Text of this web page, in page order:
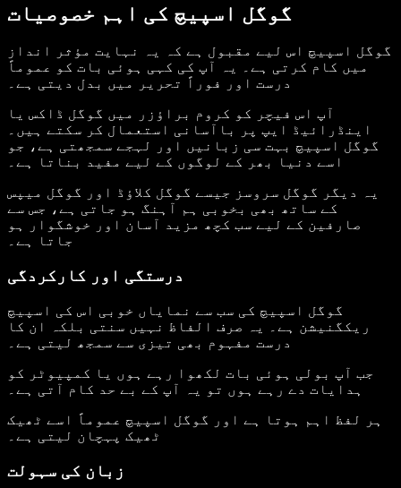
گوگل اسپیچ کی اہم خصوصیات
گوگل اسپیچ اس لیے مقبول ہے کہ یہ نہایت مؤثر انداز
میں کام کرتی ہے۔ یہ آپ کی کہی ہوئی بات کو عموماً
آپ اس فیچر کو کروم براؤزر میں گوگل ڈاکس یا
اینڈرائیڈ ایپ پر باآسانی استعمال کر سکتے ہیں۔
گوگل اسپیچ بہت سی زبانیں اور لہجے سمجھتی ہے، جو
یہ دیگر گوگل سروسز جیسے گوگل کلاؤڈ اور گوگل میپس
کے ساتھ بھی بخوبی ہم آہنگ ہو جاتی ہے، جس سے
صارفین کے لیے سب کچھ مزید آسان اور خوشگوار ہو
جاتا ہے۔
درستگی اور کارکردگی
گوگل اسپیچ کی سب سے نمایاں خوبی اس کی اسپیچ
ریکگنیشن ہے۔ یہ صرف الفاظ نہیں سنتی بلکہ ان کا
جب آپ بولی ہوئی بات لکھوا رہے ہوں یا کمپیوٹر کو
ہر لفظ اہم ہوتا ہے اور گوگل اسپیچ عموماً اسے ٹھیک
ٹھیک پہچان لیتی ہے۔
زبان کی سہولت